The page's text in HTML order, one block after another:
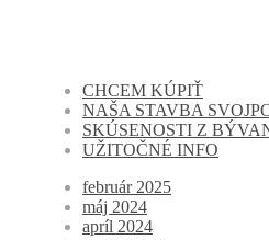
CHCEM KÚPIŤ
NAŠA STAVBA
SKÚSENOSTI Z
UŽITOČNÉ INFO
február 2025
máj 2024
apríl 2024